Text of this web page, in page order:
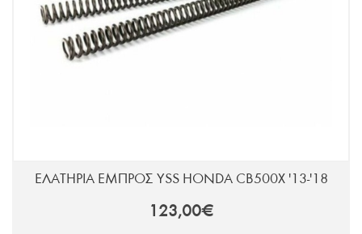
ΕΛΑΤΗΡΙΑ ΕΜΠΡΟΣ YSS HONDA CB500X '13-'18
123,00€